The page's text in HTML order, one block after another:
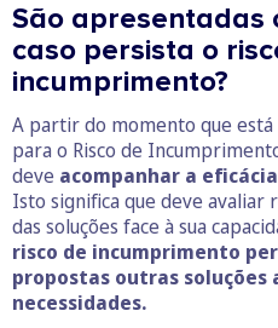
São apresentadas
caso persista o
incumprimento?
A partir do momento que está
para o Risco de
deve acompanhar a
Isto significa que deve
das soluções face à sua
risco de incumprimento
propostas outras soluções
necessidades.